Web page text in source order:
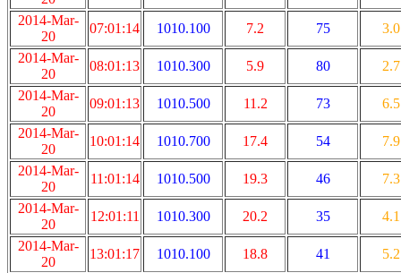
2014-Mar-
20
07:01:14 1010.100 7.2 75
3.0
2014-Mar-
20
08:01:13 1010.300 5.9 80
2.7
2014-Mar-
20
09:01:13 1010.500 11.2 73
6.5
2014-Mar-
20
10:01:14 1010.700 17.4 54
7.9
2014-Mar-
20
11:01:14 1010.500 19.3 46
7.3
2014-Mar-
20
12:01:11 1010.300 20.2 35
4.1
2014-Mar-
20
13:01:17 1010.100 18.8 41
5.2